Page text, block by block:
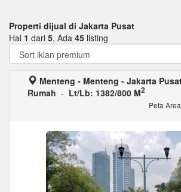
Properti dijual di Jakarta Pusat
Hal 1 dari 5, Ada 45 listing
Menteng - Menteng - Jakarta
Rumah - Lt/Lb: 1382/800 M2
Peta Area